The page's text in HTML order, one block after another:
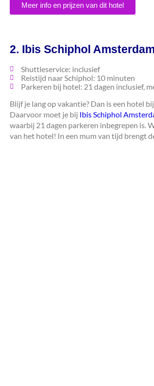
Meer info en prijzen van dit hotel
2. Ibis Schiphol
Shuttleservice: inclusief
Reistijd naar Schiphol: 10 minuten
Parkeren bij hotel: 21 dagen inclusief,
Blijf je lang op vakantie? Dan is een hotel
Daarvoor moet je bij Ibis Schiphol
waarbij 21 dagen parkeren inbegrepen is.
van het hotel! In een mum van tijd brengt